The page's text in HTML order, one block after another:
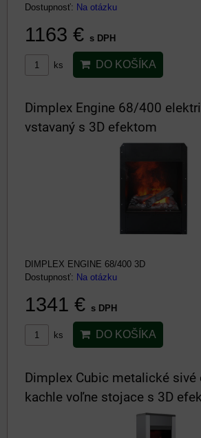
Dostupnosť: Na otázku
1163 € s DPH
ks DO KOŠÍKA
Dimplex Engine 68/400
vstavaný s 3D efektom
DIMPLEX ENGINE 68/400 3D
Dostupnosť: Na otázku
1341 € s DPH
ks DO KOŠÍKA
Dimplex Cubic metalické sivé
kachle voľne stojace s 3D